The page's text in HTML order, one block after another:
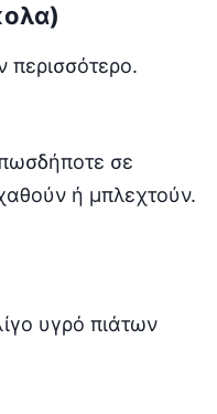
περισσότερο.
σε
ή μπλεχτούν.
υγρό πιάτων